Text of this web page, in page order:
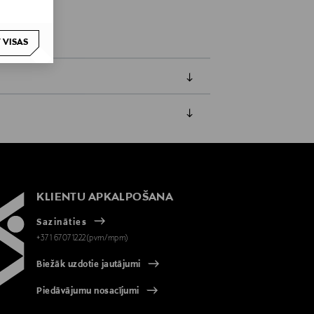
VISAS
KLIENTU APKALPOŠANA
Sazināties
+371 67071222(pvm/mpm)
Biežāk uzdotie jautājumi
Piedāvājumu nosacījumi